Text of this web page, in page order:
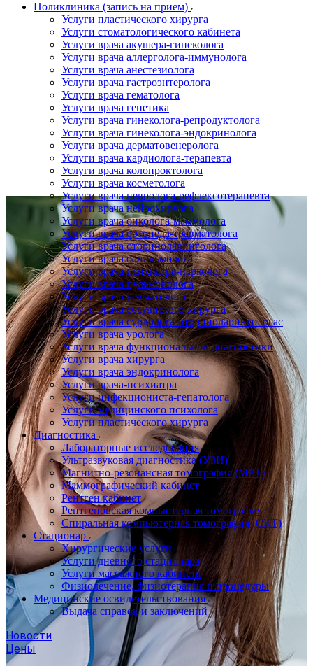
Поликлиника (запись на прием)
Услуги пластического хирурга
Услуги стоматологического кабинета
Услуги врача акушера-гинеколога
Услуги врача аллерголога-иммунолога
Услуги врача анестезиолога
Услуги врача гастроэнтеролога
Услуги врача гематолога
Услуги врача генетика
Услуги врача гинеколога-репродуктолога
Услуги врача гинеколога-эндокринолога
Услуги врача дерматовенеролога
Услуги врача кардиолога-терапевта
Услуги врача колопроктолога
Услуги врача косметолога
Услуги врача невролога-рефлексотерапевта
Услуги врача нейрохирурга
Услуги врача онколога-маммолога
Услуги врача ортопеда-травматолога
Услуги врача оториноларинголога
Услуги врача офтальмолога
Услуги врача психиатра-нарколога
Услуги врача пульмонолога
Услуги врача ревматолога
Услуги врача сосудистого хирурга
Услуги врача сурдолога-оториноларингологас
Услуги врача уролога
Услуги врача функциональной диагностики
Услуги врача хирурга
Услуги врача эндокринолога
Услуги врача-психиатра
Услуги инфекциониста-гепатолога
Услуги медицинского психолога
Услуги пластического хирурга
Диагностика
Лабораторные исследования
Ультразвуковая диагностика (УЗИ)
Магнитно-резонансная томография (МРТ)
Маммографический кабинет
Рентген кабинет
Рентгеновская компьютерная томография
Спиральная компьютерная томография (СКТ)
Стационар
Хирургические услуги
Услуги дневного стационара
Услуги массажного кабинета
Физиолечение, физиотерапия и процедуры
Медицинские освидетельствования
Выдача справок и заключений
Новости
Цены